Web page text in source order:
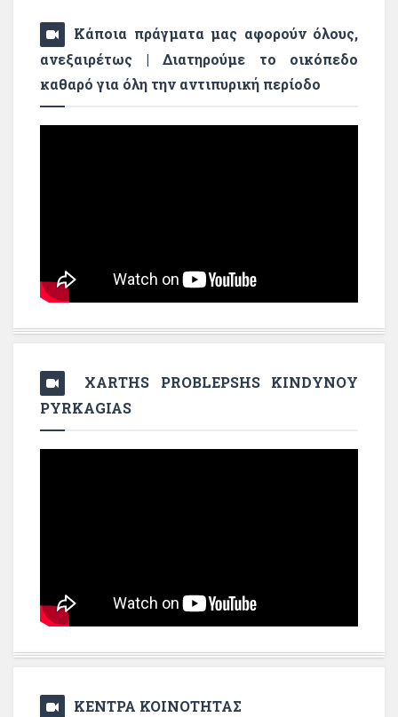
Κάποια πράγματα μας αφορούν όλους,
ανεξαιρέτως | Διατηρούμε το οικόπεδο
καθαρό για όλη την αντιπυρική περίοδο
XARTHS PROBLEPSHS KINDYNOY
PYRKAGIAS
ΚΕΝΤΡΑ ΚΟΙΝΟΤΗΤΑΣ